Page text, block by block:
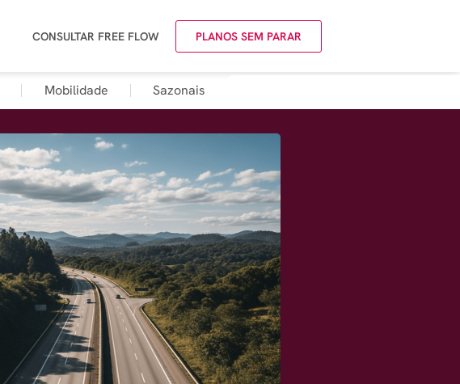
CONSULTAR FREE FLOW PLANOS SEM PARAR
Mobilidade Sazonais